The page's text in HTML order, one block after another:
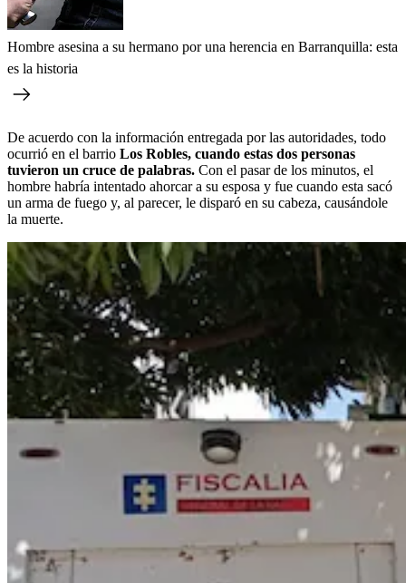
Hombre asesina a su hermano por una herencia en Barranquilla: esta
es la historia
De acuerdo con la información entregada por las autoridades, todo
ocurrió en el barrio Los Robles, cuando estas dos personas
tuvieron un cruce de palabras. Con el pasar de los minutos, el
hombre habría intentado ahorcar a su esposa y fue cuando esta sacó
un arma de fuego y, al parecer, le disparó en su cabeza, causándole
la muerte.